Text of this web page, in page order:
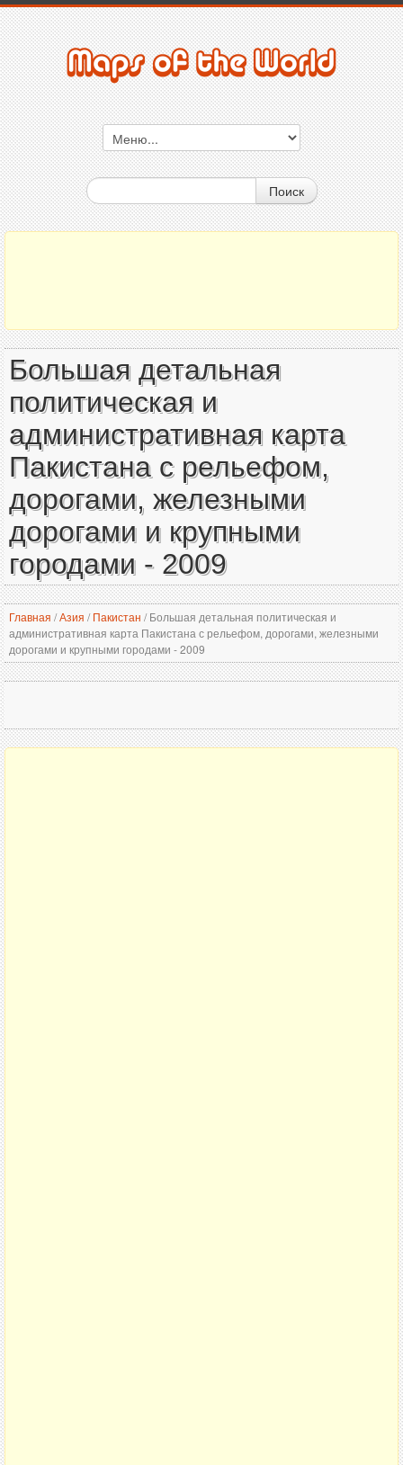
Поиск
Большая детальная
политическая и
административная карта
Пакистана с рельефом,
дорогами, железными
дорогами и крупными
городами - 2009
Главная /Азия / Пакистан /Большая детальная политическая и
административная карта Пакистана с рельефом, дорогами, железными
дорогами и крупными городами - 2009